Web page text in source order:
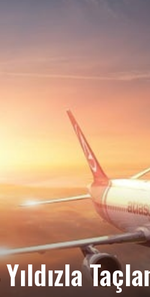
HABER
GAZETESİ